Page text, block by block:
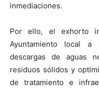
inmediaciones.
Por ello, el exhorto
Ayuntamiento local a
descargas de aguas
residuos sólidos y
de tratamiento e